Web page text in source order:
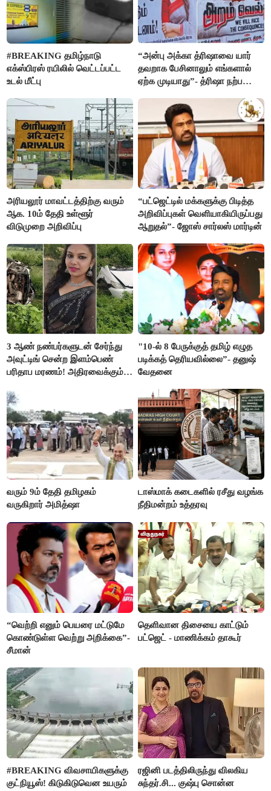
#BREAKING தமிழ்நாடு
எக்ஸ்பிரஸ் ரயிலில் வெட்டப்பட்ட
உடல் மீட்பு
“அன்பு அக்கா த்ரிஷாவை யார்
தவறாக பேசினாலும் எங்களால்
ஏற்க முடியாது”- த்ரிஷா நற்பணி
அரியலூர் மாவட்டத்திற்கு வரும்
ஆக. 10ம் தேதி உள்ளூர்
விடுமுறை அறிவிப்பு
“பட்ஜெட்டில் மக்களுக்கு பிடித்த
அறிவிப்புகள் வெளியாகியிருப்பது
ஆறுதல்”- ஜோஸ் சார்லஸ் மார்டின்
3 ஆண் நண்பர்களுடன் சேர்ந்து
அவுட்டிங் சென்ற இளம்பெண்
பரிதாப மரணம்! அதிரவைக்கும்
"10-ல் 8 பேருக்குத் தமிழ் எழுத
படிக்கத் தெரியவில்லை”- தனுஷ்
வேதனை
வரும் 9ம் தேதி தமிழகம்
வருகிறார் அமித்ஷா
டாஸ்மாக் கடைகளில் ரசீது வழங்க
நீதிமன்றம் உத்தரவு
“வெற்றி எனும் பெயரை மட்டுமே
கொண்டுள்ள வெற்று அறிக்கை”-
சீமான்
தெளிவான திசையை காட்டும்
பட்ஜெட் - மாணிக்கம் தாகூர்
#BREAKING விவசாயிகளுக்கு
குட்நியூஸ்! கிடுகிடுவென உயரும்
ரஜினி படத்திலிருந்து விலகிய
சுந்தர்.சி... குஷ்பு சொன்ன